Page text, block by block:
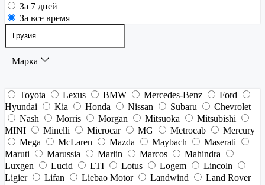
За 7 дней
За все время
Марка
Toyota Lexus BMW Mercedes-Benz
Ford
Hyundai
Kia Honda Nissan Subaru
Chevrolet
Nash
Morris Morgan Mitsuoka
Mitsubishi
MINI
Minelli Microcar MG Metrocab
Mercury
Mega
McLaren Mazda Maybach
Maserati
Maruti
Marussia Marlin Marcos
Mahindra
Luxgen
Lucid LTI Lotus Logem
Lincoln
Ligier
Lifan Liebao Motor Landwind
Land Rover